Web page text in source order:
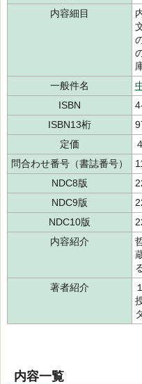
内容細目
一般件名
ISBN
ISBN13桁
定価
問合わせ番号（書誌番号）
NDC8版
NDC9版
NDC10版
内容紹介
著者紹介
内容一覧